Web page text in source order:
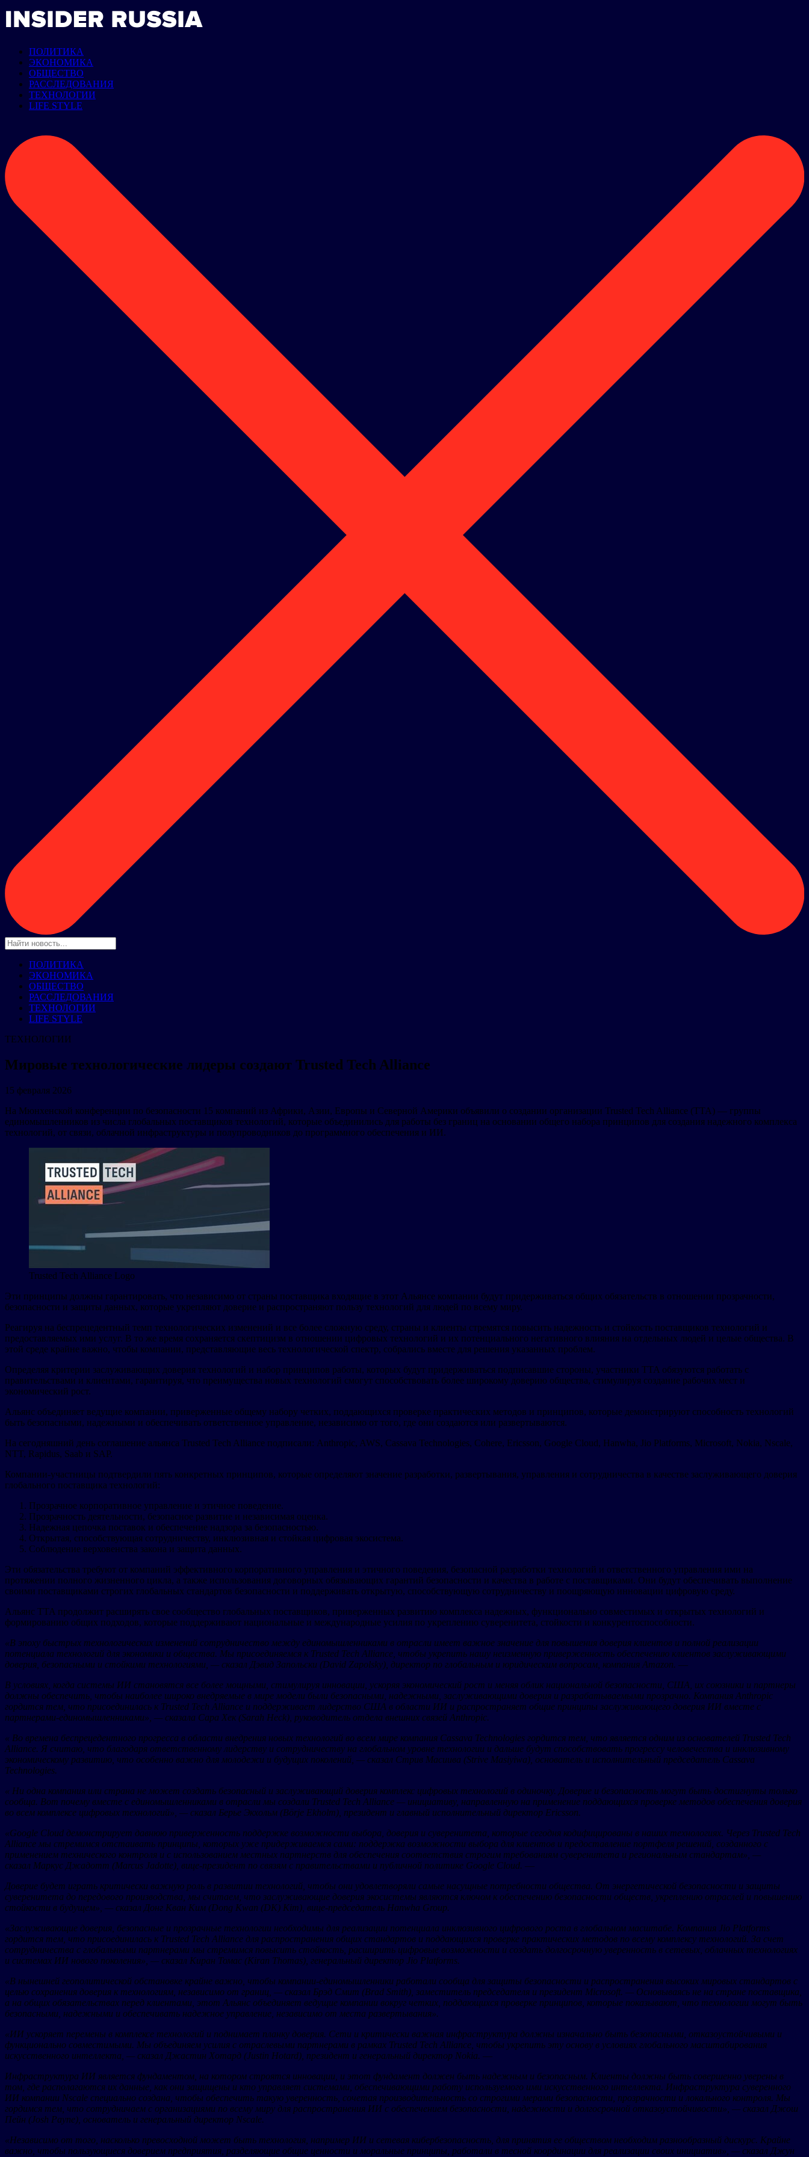
ПОЛИТИКА
ЭКОНОМИКА
ОБЩЕСТВО
РАССЛЕДОВАНИЯ
ТЕХНОЛОГИИ
LIFE STYLE
ПОЛИТИКА
ЭКОНОМИКА
ОБЩЕСТВО
РАССЛЕДОВАНИЯ
ТЕХНОЛОГИИ
LIFE STYLE
ТЕХНОЛОГИИ
Мировые технологические лидеры создают Trusted Tech Alliance
15 февраля 2026
На Мюнхенской конференции по безопасности 15 компаний из Африки, Азии, Европы и Северной Америки объявили о создании организации Trusted Tech Alliance (TTA) — группы
единомышленников из числа глобальных поставщиков технологий, которые объединились для работы без границ на основании общего набора принципов для создания надежного комплекса
технологий, от связи, облачной инфраструктуры и полупроводников до программного обеспечения и ИИ.
Trusted Tech Alliance Logo
Эти принципы должны гарантировать, что независимо от страны поставщика входящие в этот Альянсе компании будут придерживаться общих обязательств в отношении прозрачности,
безопасности и защиты данных, которые укрепляют доверие и распространяют пользу технологий для людей по всему миру.
Реагируя на беспрецедентный темп технологических изменений и все более сложную среду, страны и клиенты стремятся повысить надежность и стойкость поставщиков технологий и
предоставляемых ими услуг. В то же время сохраняется скептицизм в отношении цифровых технологий и их потенциального негативного влияния на отдельных людей и целые общества. В
этой среде крайне важно, чтобы компании, представляющие весь технологической спектр, собрались вместе для решения указанных проблем.
Определяя критерии заслуживающих доверия технологий и набор принципов работы, которых будут придерживаться подписавшие стороны, участники TTA обязуются работать с
правительствами и клиентами, гарантируя, что преимущества новых технологий смогут способствовать более широкому доверию общества, стимулируя создание рабочих мест и
экономический рост.
Альянс объединяет ведущие компании, приверженные общему набору четких, поддающихся проверке практических методов и принципов, которые демонстрируют способность технологий
быть безопасными, надежными и обеспечивать ответственное управление, независимо от того, где они создаются или развертываются.
На сегодняшний день соглашение альянса Trusted Tech Alliance подписали: Anthropic, AWS, Cassava Technologies, Cohere, Ericsson, Google Cloud, Hanwha, Jio Platforms, Microsoft, Nokia, Nscale,
NTT, Rapidus, Saab и SAP.
Компании-участницы подтвердили пять конкретных принципов, которые определяют значение разработки, развертывания, управления и сотрудничества в качестве заслуживающего доверия
глобального поставщика технологий:
Прозрачное корпоративное управление и этичное поведение.
Прозрачность деятельности, безопасное развитие и независимая оценка.
Надежная цепочка поставок и обеспечение надзора за безопасностью.
Открытая, способствующая сотрудничеству, инклюзивная и стойкая цифровая экосистема.
Соблюдение верховенства закона и защита данных.
Эти обязательства требуют от компаний эффективного корпоративного управления и этичного поведения, безопасной разработки технологий и ответственного управления ими на
протяжении полного жизненного цикла, а также использования договорных обязывающих гарантий безопасности и качества в работе с поставщиками. Они будут обеспечивать выполнение
своими поставщиками строгих глобальных стандартов безопасности и поддерживать открытую, способствующую сотрудничеству и поощряющую инновации цифровую среду.
Альянс TTA продолжит расширять свое сообщество глобальных поставщиков, приверженных развитию комплекса надежных, функционально совместимых и открытых технологий и
формированию общих подходов, которые поддерживают национальные и международные усилия по укреплению суверенитета, стойкости и конкурентоспособности.
«В эпоху быстрых технологических изменений сотрудничество между единомышленниками в отрасли имеет важное значение для повышения доверия клиентов и полной реализации
потенциала технологий для экономики и общества. Мы присоединяемся к Trusted Tech Alliance, чтобы укрепить нашу неизменную приверженность обеспечению клиентов заслуживающими
доверия, безопасными и стойкими технологиями, — сказал Дэвид Запольски (David Zapolsky), директор по глобальным и юридическим вопросам, компания Amazon. —
В условиях, когда системы ИИ становятся все более мощными, стимулируя инновации, ускоряя экономический рост и меняя облик национальной безопасности, США, их союзники и партнеры
должны обеспечить, чтобы наиболее широко внедряемые в мире модели были безопасными, надежными, заслуживающими доверия и разрабатываемыми прозрачно. Компания Anthropic
гордится тем, что присоединилась к Trusted Tech Alliance и поддерживает лидерство США в области ИИ и распространяет общие принципы заслуживающего доверия ИИ вместе с
партнерами-единомышленниками», — сказала Сара Хек (Sarah Heck), руководитель отдела внешних связей Anthropic.
« Во времена беспрецедентного прогресса в области внедрения новых технологий во всем мире компания Cassava Technologies гордится тем, что является одним из основателей Trusted Tech
Alliance. Я считаю, что благодаря ответственному лидерству и сотрудничеству на глобальном уровне технологии и дальше будут способствовать прогрессу человечества и инклюзивному
экономическому развитию, что особенно важно для молодежи и будущих поколений, — сказал Стрив Масиива (Strive Masiyiwa), основатель и исполнительный председатель Cassava
Technologies.
« Ни одна компания или страна не может создать безопасный и заслуживающий доверия комплекс цифровых технологий в одиночку. Доверие и безопасность могут быть достигнуты только
сообща. Вот почему вместе с единомышленниками в отрасли мы создали Trusted Tech Alliance — инициативу, направленную на применение поддающихся проверке методов обеспечения доверия
во всем комплексе цифровых технологий», — сказал Берье Экхольм (Börje Ekholm), президент и главный исполнительный директор Ericsson.
«Google Cloud демонстрирует давнюю приверженность поддержке возможности выбора, доверия и суверенитета, которые сегодня кодифицированы в наших технологиях. Через Trusted Tech
Alliance мы стремимся отстаивать принципы, которых уже придерживаемся сами: поддержка возможности выбора для клиентов и предоставление портфеля решений, созданного с
применением технического контроля и с использованием местных партнерств для обеспечения соответствия строгим требованиям суверенитета и региональным стандартам», —
сказал Маркус Джадотт (Marcus Jadotte), вице-президент по связям с правительствами и публичной политике Google Cloud. —
Доверие будет играть критически важную роль в развитии технологий, чтобы они удовлетворяли самые насущные потребности общества. От энергетической безопасности и защиты
суверенитета до передового производства, мы считаем, что заслуживающие доверия экосистемы являются ключом к обеспечению безопасности обществ, укреплению отраслей и повышению
стойкости в будущем», — сказал Донг Кван Ким (Dong Kwan (DK) Kim), вице-председатель Hanwha Group.
«Заслуживающие доверия, безопасные и прозрачные технологии необходимы для реализации потенциала инклюзивного цифрового роста в глобальном масштабе. Компания Jio Platforms
гордится тем, что присоединилась к Trusted Tech Alliance для распространения общих стандартов и поддающихся проверке практических методов по всему комплексу технологий. За счет
сотрудничества с глобальными партнерами мы стремимся повысить стойкость, расширить цифровые возможности и создать долгосрочную уверенность в сетевых, облачных технологиях
и системах ИИ нового поколения», — сказал Киран Томас (Kiran Thomas), генеральный директор Jio Platforms.
«В нынешней геополитической обстановке крайне важно, чтобы компании-единомышленники работали сообща для защиты безопасности и распространения высоких мировых стандартов с
целью сохранения доверия к технологиям, независимо от границ, — сказал Брэд Смит (Brad Smith), заместитель председателя и президент Microsoft. — Основываясь не на стране поставщика,
а на общих обязательствах перед клиентами, этот Альянс объединяет ведущие компании вокруг четких, поддающихся проверке принципов, которые показывают, что технологии могут быть
безопасными, надежными и обеспечивать надежное управление, независимо от места развертывания».
«ИИ ускоряет перемены в комплексе технологий и поднимает планку доверия. Сети и критически важная инфраструктура должны изначально быть безопасными, отказоустойчивыми и
функционально совместимыми. Мы объединяем усилия с отраслевыми партнерами в рамках Trusted Tech Alliance, чтобы укрепить эту основу в условиях глобального масштабирования
искусственного интеллекта, — сказал Джастин Хотард (Justin Hotard), президент и генеральный директор Nokia. —
Инфраструктура ИИ является фундаментом, на котором строятся инновации, и этот фундамент должен быть надежным и безопасным. Клиенты должны быть совершенно уверены в
том, где располагаются их данные, как они защищены и кто управляет системами, обеспечивающими работу используемого ими искусственного интеллекта. Инфраструктура суверенного
ИИ компании Nscale специально создана, чтобы обеспечить такую уверенность, сочетая производительность со строгими мерами безопасности, прозрачности и локального контроля. Мы
гордимся тем, что сотрудничаем с организациями по всему миру для распространения ИИ с обеспечением безопасности, надежности и долгосрочной отказоустойчивости», — сказал Джош
Пейн (Josh Payne), основатель и генеральный директор Nscale.
«Независимо от того, насколько превосходной может быть технология, например ИИ и сетевая кибербезопасность, для принятия ее обществом необходим разнообразный дискурс. Крайне
важно, чтобы пользующиеся доверием предприятия, разделяющие общие ценности и моральные принципы, работали в тесной координации для реализации своих инициатив», — сказал Джун